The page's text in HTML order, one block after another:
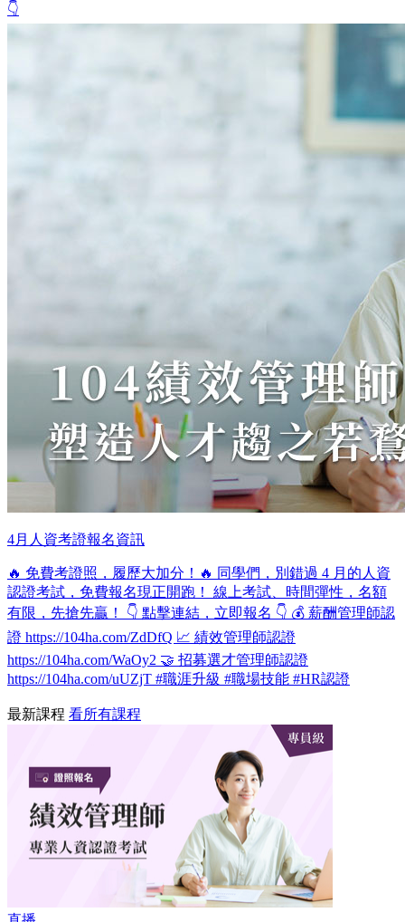
👇
4月人資考證報名資訊
🔥 免費考證照，履歷大加分！🔥 同學們，別錯過 4 月的人資
認證考試，免費報名現正開跑！ 線上考試、時間彈性，名額
有限，先搶先贏！ 👇 點擊連結，立即報名 👇 💰 薪酬管理師認
證 https://104ha.com/ZdDfQ 📈 績效管理師認證
https://104ha.com/WaOy2 🤝 招募選才管理師認證
https://104ha.com/uUZjT #職涯升級 #職場技能 #HR認證
最新課程 看所有課程